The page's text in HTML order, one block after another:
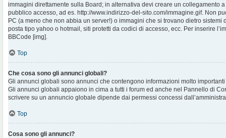
immagini direttamente sulla Board; in alternativa devi creare un collegamento
pubblico accesso, ad es. http://www.indirizzo-del-sito.com/immagine.gif. Non
PC (a meno che non abbia un server!) o immagini che si trovano dietro sistemi
posta tipo yahoo o hotmail, siti protetti da codici di accesso, ecc. Per inserire
BBCode [img].
Top
Che cosa sono gli annunci globali?
Gli annunci globali sono annunci che contengono informazioni molto
Gli annunci globali appaiono in cima a tutti i forum ed anche nel Pannello di
scrivere su un annuncio globale dipende dai permessi concessi
Top
Cosa sono gli annunci?